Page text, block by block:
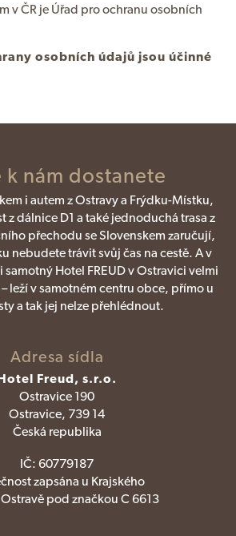
v ČR je Úřad pro ochranu osobních
osobních údajů jsou účinné
k nám dostanete
i autem z Ostravy a Frýdku-Místku,
z dálnice D1 a také jednoduchá trasa z
přechodu se Slovenskem zaručují,
nebudete trávit svůj čas na cestě. A v
Hotel FREUD v Ostravici velmi
leží v samotném centru obce, přímo u
a tak jej nelze přehlédnout.
Adresa sídla
Freud, s.r.o.
Ostravice 190
Ostravice, 739 14
Česká republika
IČ: 60779187
zapsána u Krajského
pod značkou C 6613